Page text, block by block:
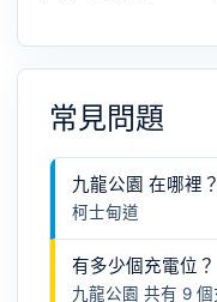
常見問題
九龍公園 在哪裡？
柯士甸道
有多少個充電位？
九龍公園 共有 9